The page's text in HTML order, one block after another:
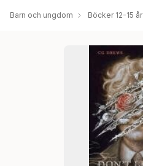
Barn och ungdom Böcker 12-15 år